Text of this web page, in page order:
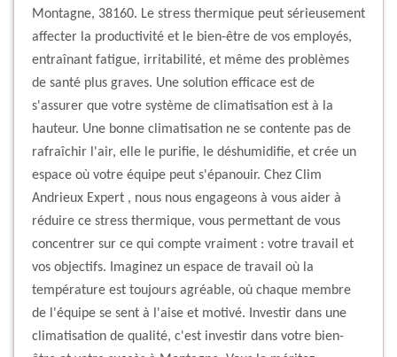
Montagne, 38160. Le stress thermique peut sérieusement
affecter la productivité et le bien-être de vos employés,
entraînant fatigue, irritabilité, et même des problèmes
de santé plus graves. Une solution efficace est de
s'assurer que votre système de climatisation est à la
hauteur. Une bonne climatisation ne se contente pas de
rafraîchir l'air, elle le purifie, le déshumidifie, et crée un
espace où votre équipe peut s'épanouir. Chez Clim
Andrieux Expert , nous nous engageons à vous aider à
réduire ce stress thermique, vous permettant de vous
concentrer sur ce qui compte vraiment : votre travail et
vos objectifs. Imaginez un espace de travail où la
température est toujours agréable, où chaque membre
de l'équipe se sent à l'aise et motivé. Investir dans une
climatisation de qualité, c'est investir dans votre bien-